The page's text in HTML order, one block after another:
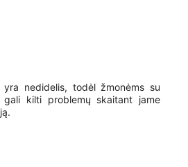
yra nedidelis, todėl žmonėms su
gali kilti problemų skaitant jame